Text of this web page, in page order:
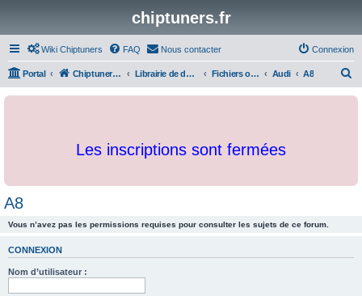
chiptuners.fr
Wiki Chiptuners FAQ Nous contacter Connexion
Portal Chiptuners.fr Librairie de documents et originaux Fichiers originaux Audi A8
c
Les inscriptions sont fermées
A8
Vous n’avez pas les permissions requises pour consulter les sujets de ce forum.
CONNEXION
Nom d’utilisateur :